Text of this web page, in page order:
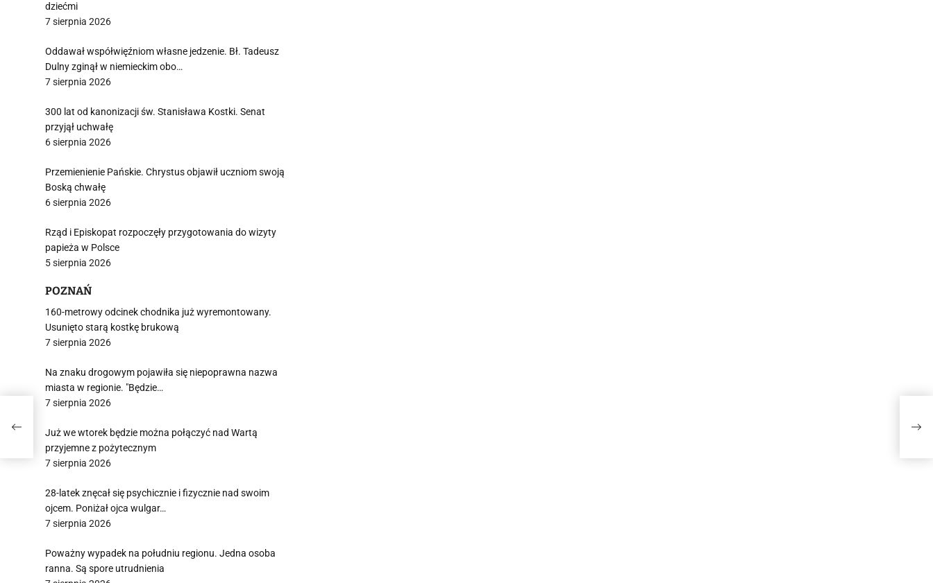
dziećmi
7 sierpnia 2026
Oddawał współwięźniom własne jedzenie. Bł. Tadeusz
Dulny zginął w niemieckim obo…
7 sierpnia 2026
300 lat od kanonizacji św. Stanisława Kostki. Senat
przyjął uchwałę
6 sierpnia 2026
Przemienienie Pańskie. Chrystus objawił uczniom swoją
Boską chwałę
6 sierpnia 2026
Rząd i Episkopat rozpoczęły przygotowania do wizyty
papieża w Polsce
5 sierpnia 2026
POZNAŃ
160-metrowy odcinek chodnika już wyremontowany.
Usunięto starą kostkę brukową
7 sierpnia 2026
Na znaku drogowym pojawiła się niepoprawna nazwa
miasta w regionie. "Będzie…
7 sierpnia 2026
Już we wtorek będzie można połączyć nad Wartą
przyjemne z pożytecznym
7 sierpnia 2026
28-latek znęcał się psychicznie i fizycznie nad swoim
ojcem. Poniżał ojca wulgar…
7 sierpnia 2026
Poważny wypadek na południu regionu. Jedna osoba
ranna. Są spore utrudnienia